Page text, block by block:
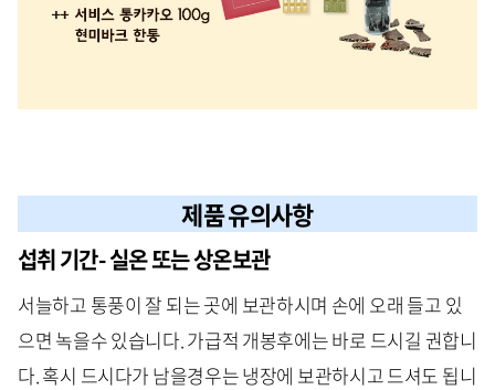
제품 유의사항
섭취 기간- 실온 또는 상온보관
서늘하고 통풍이 잘 되는 곳에 보관하시며 손에 오래 들고 있
으면 녹을수 있습니다. 가급적 개봉후에는 바로 드시길 권합니
다. 혹시 드시다가 남을경우는 냉장에 보관하시고 드셔도 됩니